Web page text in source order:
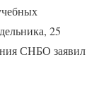
25
СНБО заявил